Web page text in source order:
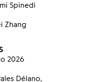
Spinedi
Zhang
2026
Délano,